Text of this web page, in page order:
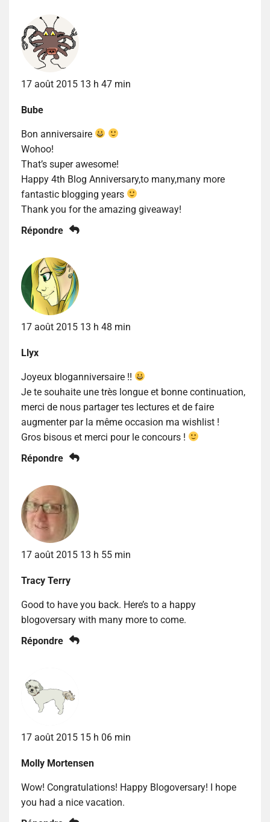
17 août 2015 13 h 47 min
Bube
Bon anniversaire
Wohoo!
That’s super awesome!
Happy 4th Blog Anniversary,to many,many more
fantastic blogging years
Thank you for the amazing giveaway!
Répondre
17 août 2015 13 h 48 min
Llyx
Joyeux bloganniversaire !!
Je te souhaite une très longue et bonne continuation,
merci de nous partager tes lectures et de faire
augmenter par la même occasion ma wishlist !
Gros bisous et merci pour le concours !
Répondre
17 août 2015 13 h 55 min
Tracy Terry
Good to have you back. Here’s to a happy
blogoversary with many more to come.
Répondre
17 août 2015 15 h 06 min
Molly Mortensen
Wow! Congratulations! Happy Blogoversary! I hope
you had a nice vacation.